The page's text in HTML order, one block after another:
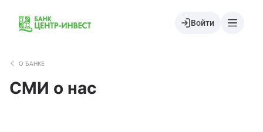
Войти
О БАНКЕ
СМИ о нас